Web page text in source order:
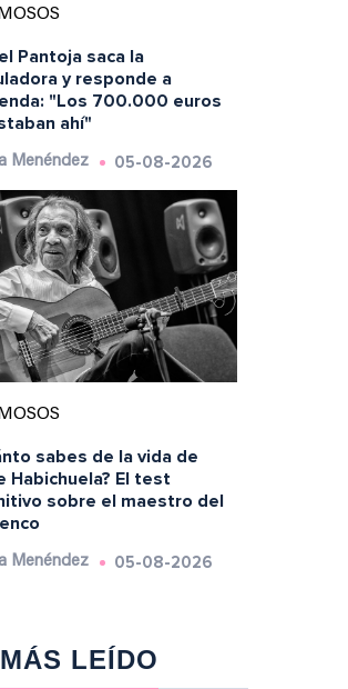
Pantoja saca la
y responde a
"Los 700.000 euros
ahí"
Menéndez 05-08-2026
sabes de la vida de
Habichuela? El test
sobre el maestro del
Menéndez 05-08-2026
LEÍDO